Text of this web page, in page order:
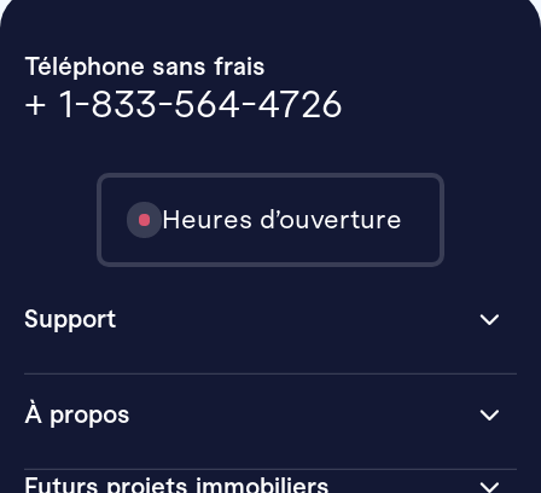
À propos
Futurs projets immobiliers
Téléphone sans frais
+ 1-833-564-4726
Heures d’ouverture
Support